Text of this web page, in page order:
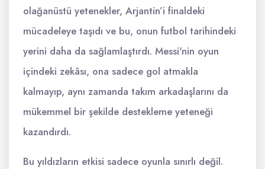
olağanüstü yetenekler, Arjantin’i finaldeki
mücadeleye taşıdı ve bu, onun futbol tarihindeki
yerini daha da sağlamlaştırdı. Messi'nin oyun
içindeki zekâsı, ona sadece gol atmakla
kalmayıp, aynı zamanda takım arkadaşlarını da
mükemmel bir şekilde destekleme yeteneği
kazandırdı.
Bu yıldızların etkisi sadece oyunla sınırlı değil.